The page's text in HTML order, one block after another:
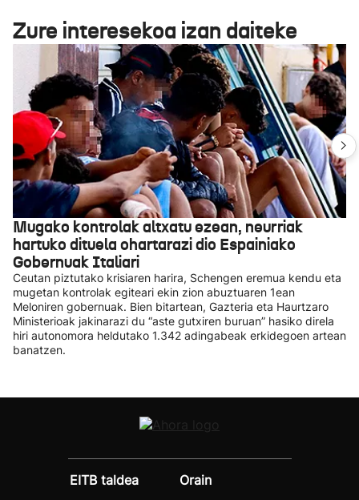
Zure interesekoa izan daiteke
Mugako kontrolak altxatu ezean, neurriak
hartuko dituela ohartarazi dio Espainiako
Gobernuak Italiari
Ceutan piztutako krisiaren harira, Schengen eremua kendu eta
mugetan kontrolak egiteari ekin zion abuztuaren 1ean
Meloniren gobernuak. Bien bitartean, Gazteria eta Haurtzaro
Ministerioak jakinarazi du “aste gutxiren buruan” hasiko direla
hiri autonomora heldutako 1.342 adingabeak erkidegoen artean
banatzen.
EITB taldea
Orain